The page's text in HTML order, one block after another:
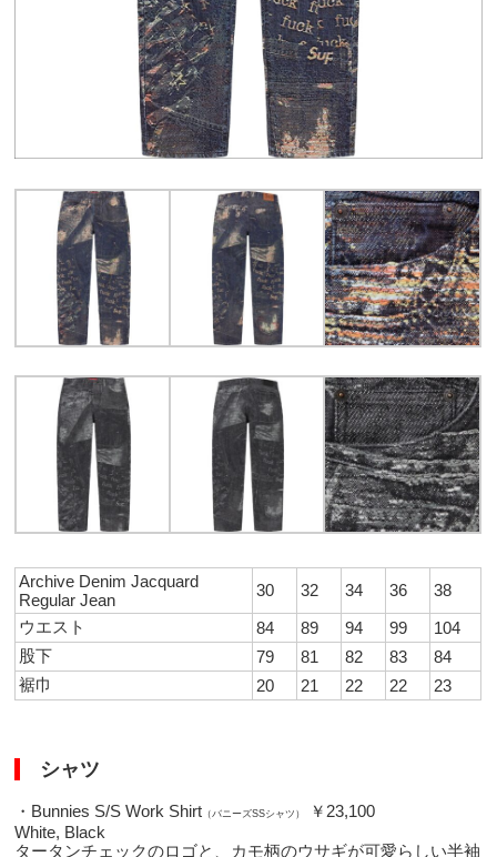
Archive Denim Jacquard
Regular Jean
30 32 34 36
38
ウエスト
84 89 94 99
104
股下
79 81 82 83
84
裾巾
20 21 22 22 23
シャツ
・Bunnies S/S Work Shirt （バニーズSSシャツ）
￥23,100
White, Black
タータンチェックのロゴと、カモ柄のウサギが可愛らしい半袖